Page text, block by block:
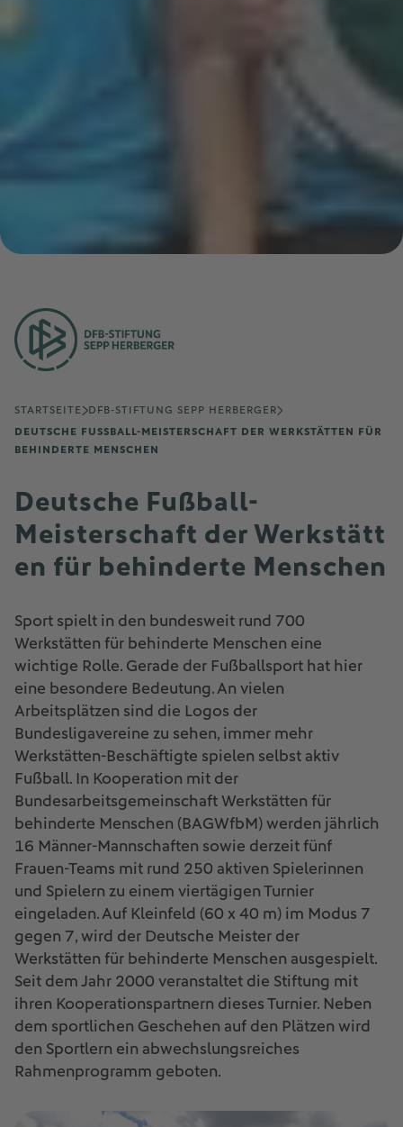
STARTSEITE
DFB-STIFTUNG SEPP HERBERGER
DEUTSCHE FUSSBALL-MEISTERSCHAFT DER WERKSTÄTTEN FÜR B
EHINDERTE MENSCHEN
Deutsche Fußball-
Meisterschaft der Werkstätt
en für behinderte Menschen
Sport spielt in den bundesweit rund 700
Werkstätten für behinderte Menschen eine
wichtige Rolle. Gerade der Fußballsport hat hier
eine besondere Bedeutung. An vielen
Arbeitsplätzen sind die Logos der
Bundesligavereine zu sehen, immer mehr
Werkstätten-Beschäftigte spielen selbst aktiv
Fußball. In Kooperation mit der
Bundesarbeitsgemeinschaft Werkstätten für
behinderte Menschen (BAGWfbM) werden jährlich
16 Männer-Mannschaften sowie derzeit fünf
Frauen-Teams mit rund 250 aktiven Spielerinnen
und Spielern zu einem viertägigen Turnier
eingeladen. Auf Kleinfeld (60 x 40 m) im Modus 7
gegen 7, wird der Deutsche Meister der
Werkstätten für behinderte Menschen ausgespielt.
Seit dem Jahr 2000 veranstaltet die Stiftung mit
ihren Kooperationspartnern dieses Turnier. Neben
dem sportlichen Geschehen auf den Plätzen wird
den Sportlern ein abwechslungsreiches
Rahmenprogramm geboten.